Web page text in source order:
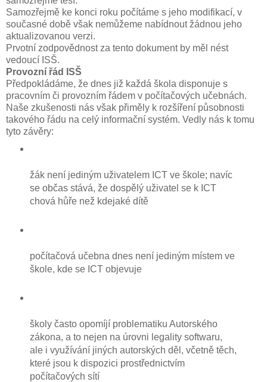
Samozřejmě ke konci roku počítáme s jeho modifikací, v
současné době však nemůžeme nabídnout žádnou jeho
aktualizovanou verzi.
Prvotní zodpovědnost za tento dokument by měl nést
vedoucí ISŠ.
Provozní řád ISŠ
Předpokládáme, že dnes již každá škola disponuje s
pracovním či provozním řádem v počítačových učebnách.
Naše zkušenosti nás však přiměly k rozšíření působnosti
takového řádu na celý informační systém. Vedly nás k tomu
tyto závěry:
žák není jediným uživatelem ICT ve škole; navíc
se občas stává, že dospělý uživatel se k ICT
chová hůře než kdejaké dítě
počítačová učebna dnes není jediným místem ve
škole, kde se ICT objevuje
školy často opomíjí problematiku Autorského
zákona, a to nejen na úrovni legality softwaru,
ale i využívání jiných autorských děl, včetně těch,
které jsou k dispozici prostřednictvím
počítačových sítí